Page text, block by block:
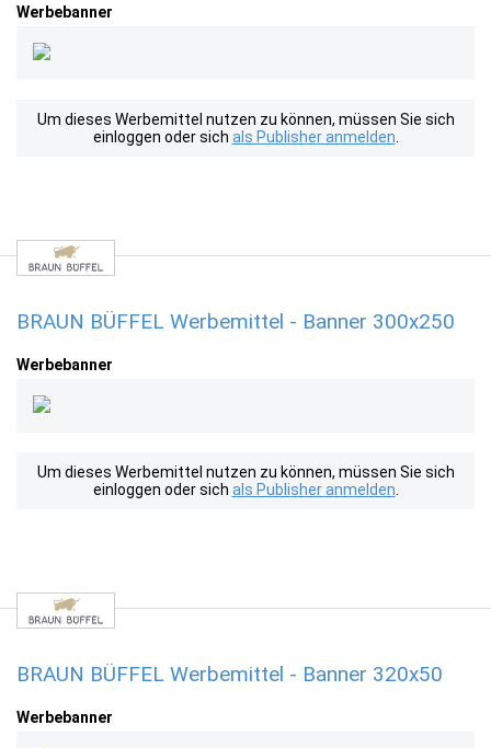
Werbebanner
Um dieses Werbemittel nutzen zu können, müssen Sie sich
einloggen oder sich als Publisher anmelden
BRAUN BÜFFEL Werbemittel - Banner 300x250
Werbebanner
Um dieses Werbemittel nutzen zu können, müssen Sie sich
einloggen oder sich als Publisher anmelden
BRAUN BÜFFEL Werbemittel - Banner 320x50
Werbebanner